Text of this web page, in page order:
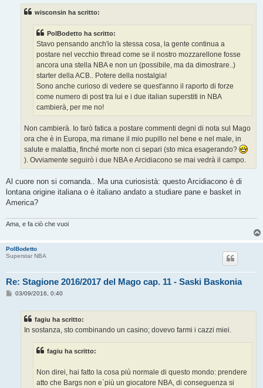
wisconsin ha scritto:
PolBodetto ha scritto:
Stavo pensando anch'io la stessa cosa, la gente continua a
postare nel vecchio thread come se il nostro mozzarellone fosse
ancora una stella NBA e non un (possibile, ma da dimostrare..)
starter della ACB.. Potere della nostalgia!
Sono anche curioso di vedere se quest'anno il raporto di forze
come numero di post tra lui e i due italian superstiti in NBA
cambierà, per me no!
Non cambierà. Io farò fatica a postare commenti degni di nota sul Mago
ora che è in Europa, ma rimane il mio pupillo nel bene e nel male, in
salute e malattia, finché morte non ci separi (sto mica esagerando?
). Ovviamente seguirò i due NBA e Arcidiacono se mai vedrà il campo.
Al cuore non si comanda.. Ma una curiosistà: questo Arcidiacono è di
lontana origine italiana o è italiano andato a studiare pane e basket in
America?
Ama, e fa ciò che vuoi
PolBodetto
Superstar NBA
Re: Stagione 2016/2017 del Mago cap. 11 - Saski Baskonia
M03/09/2016, 0:40
fagiu ha scritto:
In sostanza, sto combinando un casino; dovevo farmi i cazzi miei.
fagiu ha scritto:
Non direi, hai fatto la cosa più normale di questo mondo: prendere
atto che Bargs non e`più un giocatore NBA, di conseguenza si